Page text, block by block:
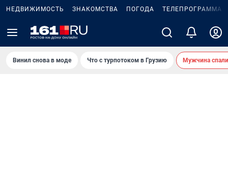
НЕДВИЖИМОСТЬ ЗНАКОМСТВА ПОГОДА ТЕЛЕПРОГРАММА
Винил снова в моде Что с турпотоком в Грузию Мужчина